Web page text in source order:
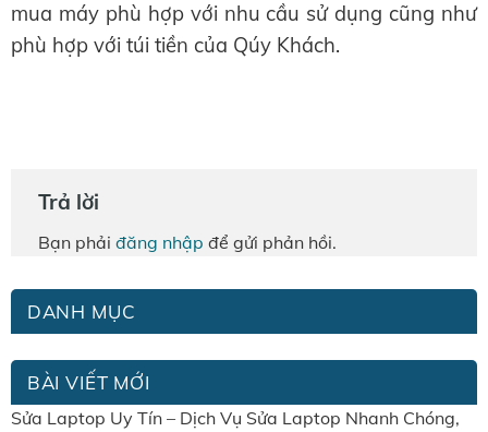
DANH MỤC
BÀI VIẾT MỚI
Sửa Laptop Uy Tín – Dịch Vụ Sửa Laptop Nhanh Chóng,
mua máy phù hợp với nhu cầu sử dụng cũng như
phù hợp với túi tiền của Qúy Khách.
Trả lời
Bạn phải đăng nhập để gửi phản hồi.